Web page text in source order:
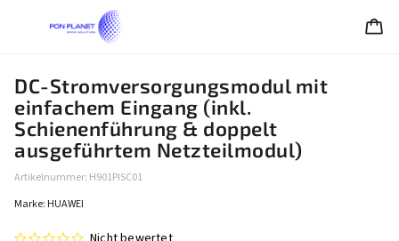
DC-Stromversorgungsmodul mit
einfachem Eingang (inkl.
Schienenführung & doppelt
ausgeführtem Netzteilmodul)
Artikelnummer: H901PISC01
Marke: HUAWEI